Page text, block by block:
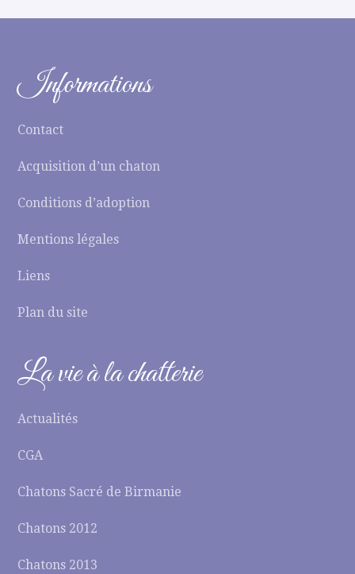
Informations
Contact
Acquisition d’un chaton
Conditions d’adoption
Mentions légales
Liens
Plan du site
La vie à la chatterie
Actualités
CGA
Chatons Sacré de Birmanie
Chatons 2012
Chatons 2013